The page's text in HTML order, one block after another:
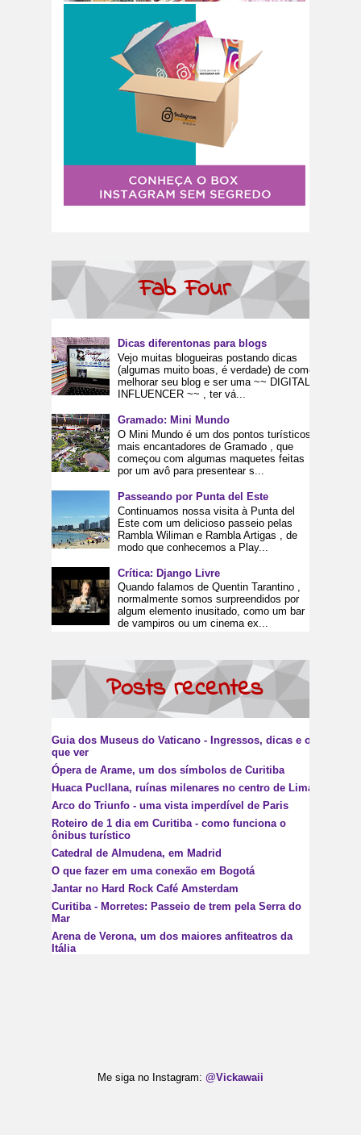
Fab Four
Dicas diferentonas para blogs
Vejo muitas blogueiras postando dicas
(algumas muito boas, é verdade) de como
melhorar seu blog e ser uma ~~ DIGITAL
INFLUENCER ~~ , ter vá...
Gramado: Mini Mundo
O Mini Mundo é um dos pontos turísticos
mais encantadores de Gramado , que
começou com algumas maquetes feitas
por um avô para presentear s...
Passeando por Punta del Este
Continuamos nossa visita à Punta del
Este com um delicioso passeio pelas
Rambla Wiliman e Rambla Artigas , de
modo que conhecemos a Play...
Crítica: Django Livre
Quando falamos de Quentin Tarantino ,
normalmente somos surpreendidos por
algum elemento inusitado, como um bar
de vampiros ou um cinema ex...
Posts recentes
Guia dos Museus do Vaticano - Ingressos, dicas e o
que ver
Ópera de Arame, um dos símbolos de Curitiba
Huaca Pucllana, ruínas milenares no centro de Lima
Arco do Triunfo - uma vista imperdível de Paris
Roteiro de 1 dia em Curitiba - como funciona o
ônibus turístico
Catedral de Almudena, em Madrid
O que fazer em uma conexão em Bogotá
Jantar no Hard Rock Café Amsterdam
Curitiba - Morretes: Passeio de trem pela Serra do
Mar
Arena de Verona, um dos maiores anfiteatros da
Itália
Me siga no Instagram: @Vickawaii